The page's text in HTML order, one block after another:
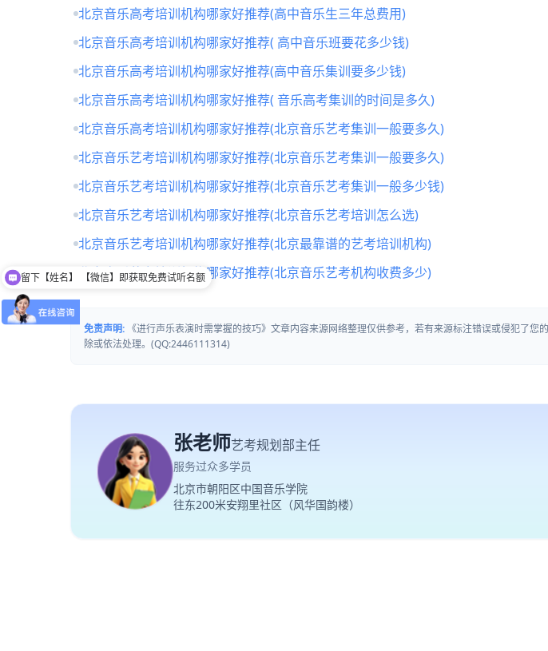
北京音乐高考培训机构哪家好推荐(高中音乐生三年总费用)
北京音乐高考培训机构哪家好推荐( 高中音乐班要花多少钱)
北京音乐高考培训机构哪家好推荐(高中音乐集训要多少钱)
北京音乐高考培训机构哪家好推荐( 音乐高考集训的时间是多久)
北京音乐高考培训机构哪家好推荐(北京音乐艺考集训一般要多久)
北京音乐艺考培训机构哪家好推荐(北京音乐艺考集训一般要多久)
北京音乐艺考培训机构哪家好推荐(北京音乐艺考集训一般多少钱)
北京音乐艺考培训机构哪家好推荐(北京音乐艺考培训怎么选)
北京音乐艺考培训机构哪家好推荐(北京最靠谱的艺考培训机构)
北京音乐艺考培训机构哪家好推荐(北京音乐艺考机构收费多少)
免责声明: 《进行声乐表演时需掌握的技巧》文章内容来源网络整理仅供参考，若有来源标注错误或侵犯了您
除或依法处理。(QQ:2446111314)
张老师艺考规划部主任
服务过众多学员
北京市朝阳区中国音乐学院
往东200米安翔里社区（风华国韵楼）
留下【姓名】 【微信】即获取免费试听名额